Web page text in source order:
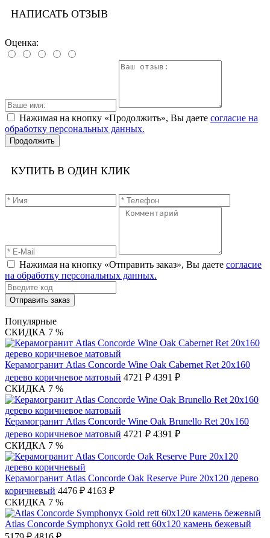
НАПИСАТЬ ОТЗЫВ
Оценка:
Нажимая на кнопку «Продолжить», Вы даете согласие на
обработку персональных данных.
Продолжить
КУПИТЬ В ОДИН КЛИК
Нажимая на кнопку «Отправить заказ», Вы даете согласие
на обработку персональных данных.
Отправить заказ
Популярные
СКИДКА 7 %
Керамогранит Atlas Concorde Wine Oak Cabernet Ret 20х160
дерево коричневое матовый 4721 ₽ 4391 ₽
СКИДКА 7 %
Керамогранит Atlas Concorde Wine Oak Brunello Ret 20х160
дерево коричневое матовый 4721 ₽ 4391 ₽
СКИДКА 7 %
Керамогранит Atlas Concorde Oak Reserve Pure 20х120 дерево
коричневый 4476 ₽ 4163 ₽
СКИДКА 7 %
Atlas Concorde Symphonyx Gold rett 60х120 камень бежевый